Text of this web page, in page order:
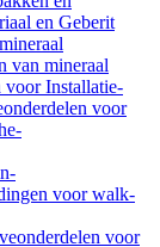
en Geberit
van mineraal
voor Installatie-
voor
voor walk-
voor